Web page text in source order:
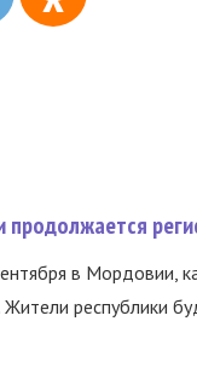
в Мордовии,
Жители республики